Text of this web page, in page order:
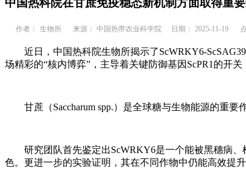
中国热科院在甘蔗免疫稳态新机制方面取得重
作者： 生物所 来源： 中国热带农业科学院 日期： 2025-11-19 点
近日，中国热科院生物所揭示了ScWRKY6-
场精彩的“核内博弈”，主导着关键防御基因ScPR1的开
甘蔗（Saccharum spp.）是全球糖与生物能源的重
研究团队首先鉴定出ScWRKY6是一个能被黑穗病
色。更进一步的实验证明，其在不同作物中仍能高效提